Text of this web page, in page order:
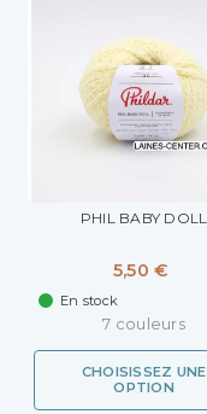
PHIL BABY DOLL
5,50 €
En stock
7 couleurs
CHOISISSEZ UNE
OPTION